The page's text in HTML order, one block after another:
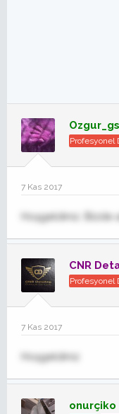
Profesyonel
7 Kas 2017
Hoşgeldiniz.
CNR
Profesyonel
7 Kas 2017
Hoşgeldiniz
onurçiko